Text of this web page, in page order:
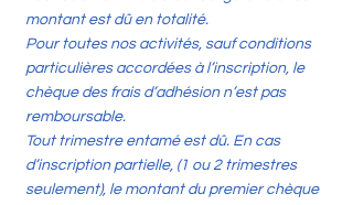
montant est dû en totalité.
Pour toutes nos activités, sauf conditions
particulières accordées à l’inscription, le
chèque des frais d’adhésion n’est pas
remboursable.
Tout trimestre entamé est dû. En cas
d’inscription partielle, (1 ou 2 trimestres
seulement), le montant du premier chèque